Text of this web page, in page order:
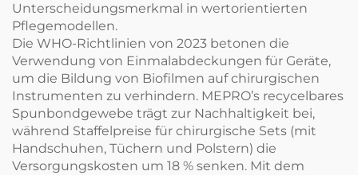
Unterscheidungsmerkmal in wertorientierten
Pflegemodellen.
Die WHO-Richtlinien von 2023 betonen die
Verwendung von Einmalabdeckungen für Geräte,
um die Bildung von Biofilmen auf chirurgischen
Instrumenten zu verhindern. MEPRO’s recycelbares
Spunbondgewebe trägt zur Nachhaltigkeit bei,
während Staffelpreise für chirurgische Sets (mit
Handschuhen, Tüchern und Polstern) die
Versorgungskosten um 18 % senken. Mit dem